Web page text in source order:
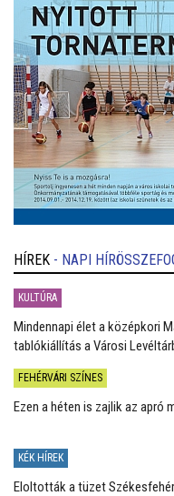
HÍREK - NAPI
KULTÚRA
Mindennapi élet a középkori
tablókiállítás a Városi
FEHÉRVÁRI SZÍNES
Ezen a héten is zajlik az apró
KÉK HÍREK
Eloltották a tüzet